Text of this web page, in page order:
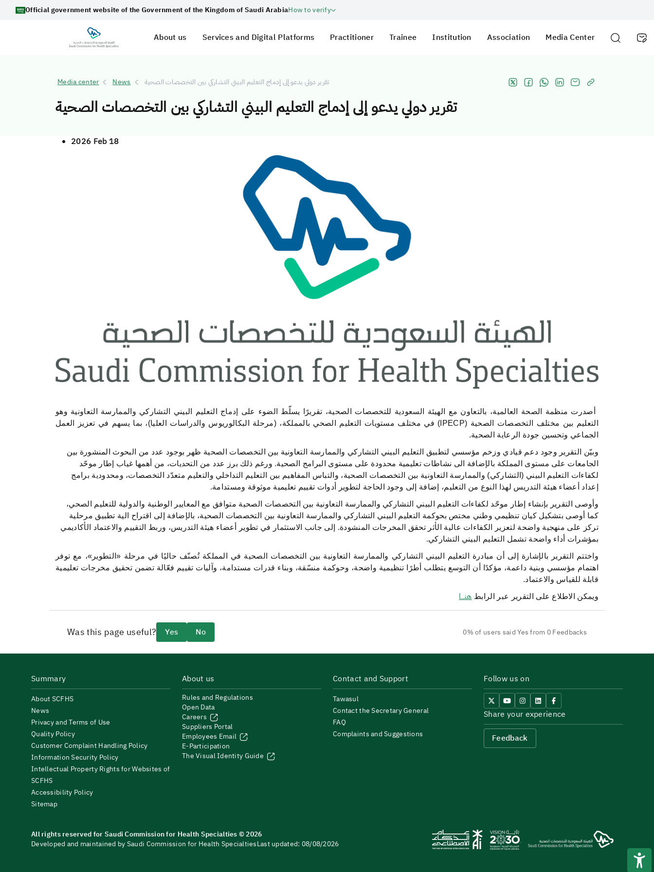
Official government website of the Government of the Kingdom of Saudi ArabiaHow to verify
About us Services and Digital Platforms Practitioner Trainee Institution Association Media Center
Media center News تقرير دولي يدعو إلى إدماج التعليم البيني التشاركي بين التخصصات الصحية
تقرير دولي يدعو إلى إدماج التعليم البيني التشاركي بين التخصصات الصحية
2026 Feb 18
أصدرت منظمة الصحة العالمية، بالتعاون مع الهيئة السعودية للتخصصات الصحية، تقريرًا يسلّط الضوء على إدماج التعليم البيني التشاركي والممارسة التعاونية وهو
التعليم بين مختلف التخصصات الصحية (IPECP ) في مختلف مستويات التعليم الصحي بالمملكة، (مرحلة البكالوريوس والدراسات العليا)، بما يسهم في تعزيز العمل
الجماعي وتحسين جودة الرعاية الصحية.
وبيّن التقرير وجود دعم قيادي وزخم مؤسسي لتطبيق التعليم البيني التشاركي والممارسة التعاونية بين التخصصات الصحية ظهر بوجود عدد من البحوث المنشورة بين
الجامعات على مستوى المملكة بالإضافة الى نشاطات تعليمية محدودة على مستوى البرامج الصحية. ورغم ذلك برز عدد من التحديات، من أهمها غياب إطار موحّد
لكفاءات التعليم البيني (التشاركي) والممارسة التعاونية بين التخصصات الصحية، والتباس المفاهيم بين التعليم التداخلي والتعليم متعدّد التخصصات، ومحدودية برامج
إعداد أعضاء هيئة التدريس لهذا النوع من التعليم، إضافة إلى وجود الحاجة لتطوير أدوات تقييم تعليمية موثوقة ومستدامة.
وأوصى التقرير بإنشاء إطار موحّد لكفاءات التعليم البيني التشاركي والممارسة التعاونية بين التخصصات الصحية متوافق مع المعايير الوطنية والدولية للتعليم الصحي،
كما أوصى بتشكيل كيان تنظيمي وطني مختص بحوكمة التعليم البيني التشاركي والممارسة التعاونية بين التخصصات الصحية، بالإضافة إلى اقتراح الية تطبيق مرحلية
تركز على منهجية واضحة لتعزير الكفاءات عالية الأثر تحقق المخرجات المنشودة. إلى جانب الاستثمار في تطوير أعضاء هيئة التدريس، وربط التقييم والاعتماد الأكاديمي
بمؤشرات أداء واضحة تشمل التعليم البيني التشاركي.
واختتم التقرير بالإشارة إلى أن مبادرة التعليم البيني التشاركي والممارسة التعاونية بين التخصصات الصحية في المملكة تُصنّف حاليًا في مرحلة «التطوير»، مع توفر
اهتمام مؤسسي وبنية داعمة، مؤكدًا أن التوسع يتطلب أطرًا تنظيمية واضحة، وحوكمة منسّقة، وبناء قدرات مستدامة، وآليات تقييم فعّالة تضمن تحقيق مخرجات تعليمية
قابلة للقياس والاعتماد.
ويمكن الاطلاع على التقرير عبر الرابط هنـــا
Was this page useful? Yes No 0% of users said Yes from 0 Feedbacks
Summary
About SCFHS
News
Privacy and Terms of Use
Quality Policy
Customer Complaint Handling Policy
Information Security Policy
Intellectual Property Rights for Websites of
SCFHS
Accessibility Policy
Sitemap
About us
Rules and Regulations
Open Data
Careers
Suppliers Portal
Employees Email
E-Participation
The Visual Identity Guide
Contact and Support
Tawasul
Contact the Secretary General
FAQ
Complaints and Suggestions
Follow us on
Share your experience
Feedback
All rights reserved for Saudi Commission for Health Specialties © 2026
Developed and maintained by Saudi Commission for Health SpecialtiesLast updated: 08/08/2026